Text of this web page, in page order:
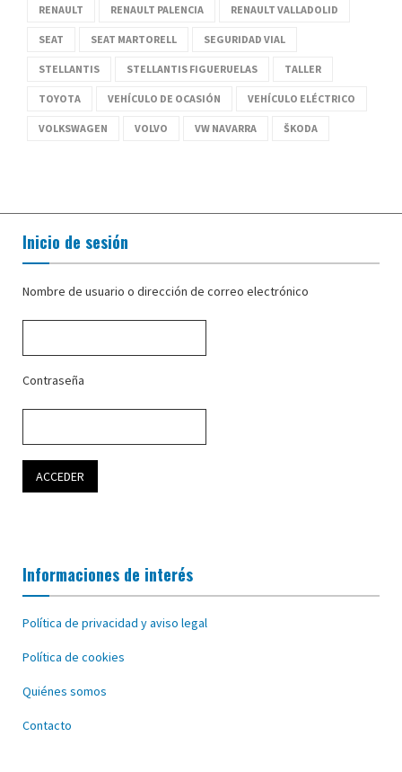
RENAULT RENAULT PALENCIA RENAULT VALLADOLID
SEAT SEAT MARTORELL SEGURIDAD VIAL
STELLANTIS STELLANTIS FIGUERUELAS TALLER
TOYOTA VEHÍCULO DE OCASIÓN VEHÍCULO ELÉCTRICO
VOLKSWAGEN VOLVO VW NAVARRA ŠKODA
Inicio de sesión
Nombre de usuario o dirección de correo electrónico
Contraseña
Informaciones de interés
Política de privacidad y aviso legal
Política de cookies
Quiénes somos
Contacto